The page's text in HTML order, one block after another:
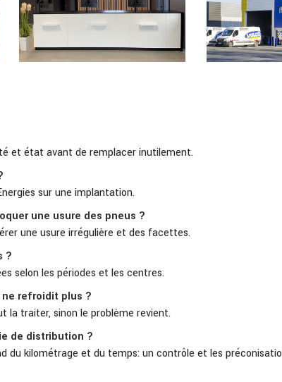
et état avant de remplacer inutilement.
sur une implantation.
une usure des pneus ?
une usure irrégulière et des facettes.
?
selon les périodes et les centres.
refroidit plus ?
la traiter, sinon le problème revient.
de distribution ?
du kilométrage et du temps: un contrôle et les